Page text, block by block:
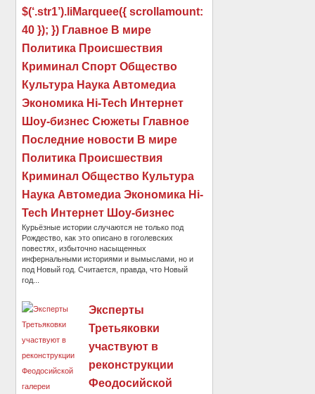
$(‘.str1’).liMarquee({ scrollamount:
40 }); }) Главное В мире
Политика Происшествия
Криминал Спорт Общество
Культура Наука Автомедиа
Экономика Hi-Tech Интернет
Шоу-бизнес Сюжеты Главное
Последние новости В мире
Политика Происшествия
Криминал Общество Культура
Наука Автомедиа Экономика Hi-
Tech Интернет Шоу-бизнес
Курьёзные истории случаются не только под
Рождество, как это описано в гоголевских
повестях, избыточно насыщенных
инфернальными историями и вымыслами, но и
под Новый год. Считается, правда, что Новый
год...
Эксперты
Третьяковки
участвуют в
реконструкции
Феодосийской